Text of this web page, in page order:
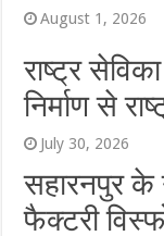
August 1, 2026
राष्ट्र
निर्माण से
July 30, 2026
सहारनपुर के
फैक्टरी